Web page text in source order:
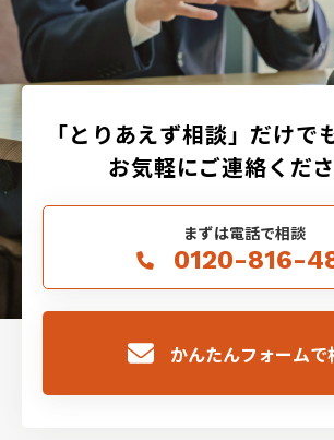
ただくことになりますことをご
関しましては、弊所ではお手続
せん。ご自身でしていただくこ
す。
今般、労災保険の申請手続きを
り、上述を理解し、ご入力内
また弊所より申請のための確認
「とりあえず相談」だけで
お気軽にご連絡くださ
まずは電話で相談
0120-816-
かんたんフォームで